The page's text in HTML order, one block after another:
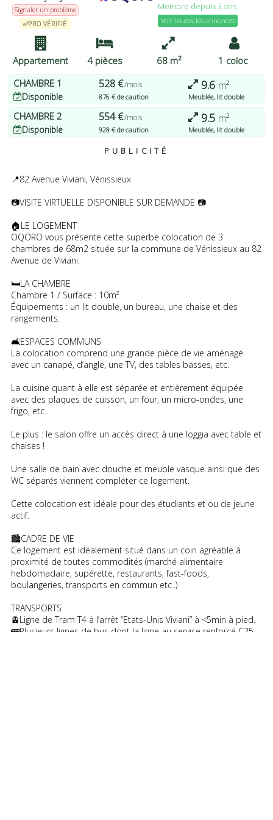
pouvez modifier vos préférences ou retirer votre
consentement à tout moment en revenant sur ce site et en
cliquant sur le bouton "Confidentialité" en bas de la page Web.
PLUS D'OPTIONS JE REFUSE
Signaler un problème
✅PRO VÉRIFIÉ
Membre depuis 3 ans
Voir toutes les annonces
Appartement 4 pièces 68 m²
1 coloc
CHAMBRE 1 528 €/mois 9.6 m²
Disponible 876 € de caution Meublée, lit double
CHAMBRE 2 554 €/mois 9.5 m²
Disponible 928 € de caution Meublée, lit double
PUBLICITÉ
📍82 Avenue Viviani, Vénissieux
📷VISITE VIRTUELLE DISPONIBLE SUR DEMANDE 📷
🏠LE LOGEMENT
OQORO vous présente cette superbe colocation de 3
chambres de 68m2 située sur la commune de Vénissieux au 82
Avenue de Viviani.
🛏️LA CHAMBRE
Chambre 1 / Surface : 10m²
Équipements : un lit double, un bureau, une chaise et des
rangements.
🛋️ESPACES COMMUNS
La colocation comprend une grande pièce de vie aménagé
avec un canapé, d’angle, une TV, des tables basses, etc.
La cuisine quant à elle est séparée et entièrement équipée
avec des plaques de cuisson, un four, un micro-ondes, une
frigo, etc.
Le plus : le salon offre un accès direct à une loggia avec table et
chaises !
Une salle de bain avec douche et meuble vasque ainsi que des
WC séparés viennent compléter ce logement.
Cette colocation est idéale pour des étudiants et ou de jeune
actif.
🏙️CADRE DE VIE
Ce logement est idéalement situé dans un coin agréable à
proximité de toutes commodités (marché alimentaire
hebdomadaire, supérette, restaurants, fast-foods,
boulangeries, transports en commun etc..)
TRANSPORTS
🚊Ligne de Tram T4 à l’arrêt “Etats-Unis Viviani” à <5min à pied.
🚌Plusieurs lignes de bus dont la ligne au service renforcé C25